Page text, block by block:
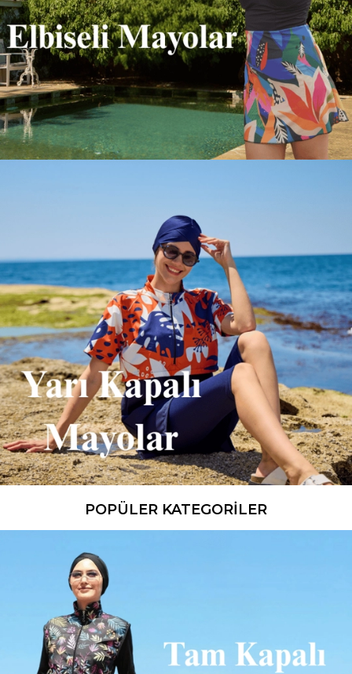
POPÜLER KATEGORİLER